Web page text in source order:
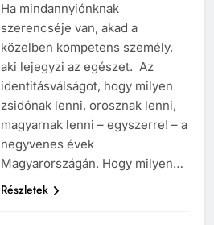
Ha mindannyiónknak
szerencséje van, akad a
közelben kompetens személy,
aki lejegyzi az egészet. Az
identitásválságot, hogy milyen
zsidónak lenni, orosznak lenni,
magyarnak lenni – egyszerre! – a
negyvenes évek
Magyarországán. Hogy milyen…
Részletek